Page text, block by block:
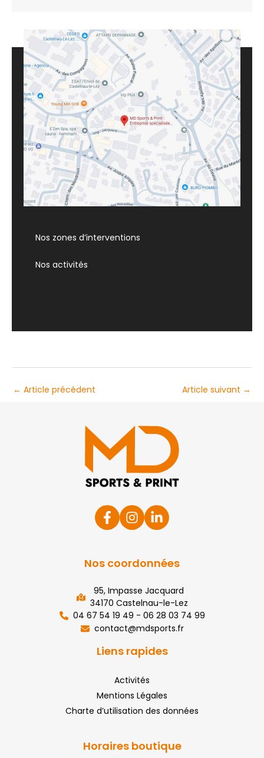
Nos zones d’interventions
Nos activités
← Article précédent Article suivant →
Nos coordonnées
95, Impasse Jacquard
34170 Castelnau-le-Lez
04 67 54 19 49 - 06 28 03 74 99
contact@mdsports.fr
Liens rapides
Activités
Mentions Légales
Charte d’utilisation des données
Horaires boutique